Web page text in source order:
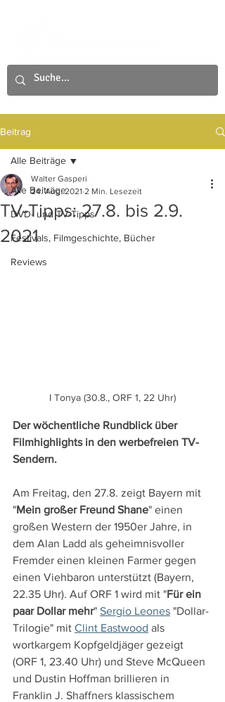
Beitrag
Alle Beiträge
DVD- und TV-Tipps
Festivals, Filmgeschichte, Bücher
Reviews
Alle Beiträge
TV-Tipps: 27.8. bis 2.9.
2021
Walter Gasperi
24. Aug. 2021 2 Min. Lesezeit
I Tonya (30.8., ORF 1, 22 Uhr)
Der wöchentliche Rundblick über
Filmhighlights in den werbefreien TV-
Sendern.
Am Freitag, den 27.8. zeigt Bayern mit
"Mein großer Freund Shane" einen
großen Western der 1950er Jahre, in
dem Alan Ladd als geheimnisvoller
Fremder einen kleinen Farmer gegen
einen Viehbaron unterstützt (Bayern,
22.35 Uhr). Auf ORF 1 wird mit "Für ein
paar Dollar mehr" Sergio Leones "Dollar-
Trilogie" mit Clint Eastwood als
wortkargem Kopfgeldjäger gezeigt
(ORF 1, 23.40 Uhr) und Steve McQueen
und Dustin Hoffman brillieren in
Franklin J. Shaffners klassischem